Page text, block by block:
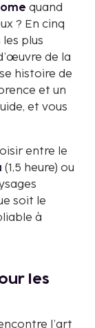
quand
? En cinq
plus
de la
histoire de
et un
et vous
entre le
(1,5 heure) ou
soit le
à
les
l’art